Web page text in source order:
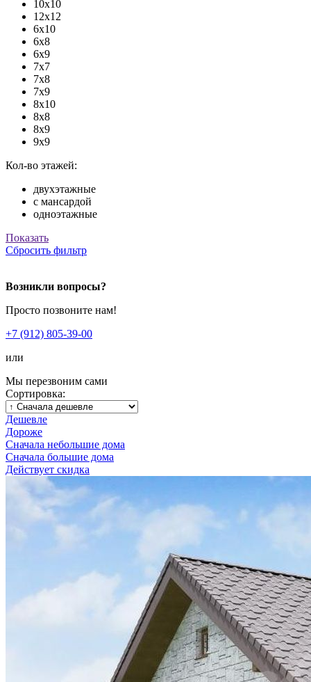
10х10
12х12
6х10
6х8
6х9
7х7
7х8
7х9
8х10
8х8
8х9
9х9
Кол-во этажей:
двухэтажные
с мансардой
одноэтажные
Показать
Сбросить фильтр
Возникли вопросы?
Просто позвоните нам!
+7 (912) 805-39-00
или
Мы перезвоним сами
Сортировка:
Дешевле
Дороже
Сначала небольшие дома
Сначала большие дома
Действует скидка